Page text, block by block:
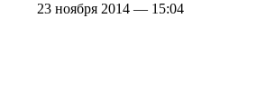
23 ноября 2014 — 15:04